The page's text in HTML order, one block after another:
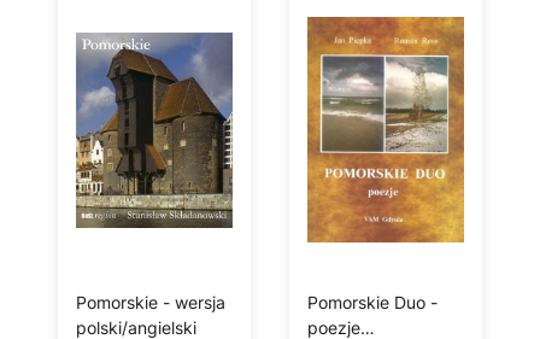
Pomorskie - wersja
polski/angielski
Pomorskie Duo -
poezje